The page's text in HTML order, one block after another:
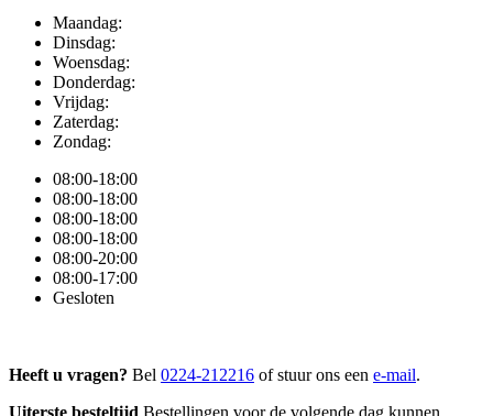
Maandag:
Dinsdag:
Woensdag:
Donderdag:
Vrijdag:
Zaterdag:
Zondag:
08:00-18:00
08:00-18:00
08:00-18:00
08:00-18:00
08:00-20:00
08:00-17:00
Gesloten
Heeft u vragen? Bel 0224-212216 of stuur ons een e-mail.
Uiterste besteltijd Bestellingen voor de volgende dag kunnen